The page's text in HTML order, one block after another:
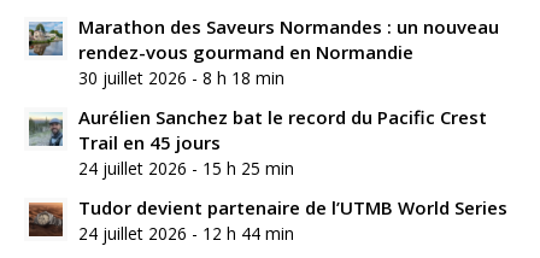
Marathon des Saveurs Normandes : un nouveau
rendez-vous gourmand en Normandie
30 juillet 2026 - 8 h 18 min
Aurélien Sanchez bat le record du Pacific Crest
Trail en 45 jours
24 juillet 2026 - 15 h 25 min
Tudor devient partenaire de l’UTMB World Series
24 juillet 2026 - 12 h 44 min